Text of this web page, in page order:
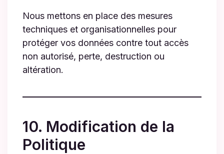
Nous mettons en place des mesures
techniques et organisationnelles pour
protéger vos données contre tout accès
non autorisé, perte, destruction ou
altération.
10. Modification de la
Politique